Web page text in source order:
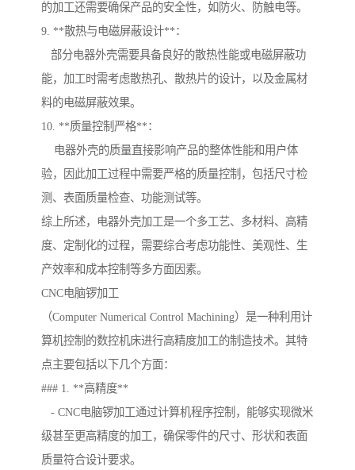
的加工还需要确保产品的安全性，如防火、防触电等。
9. **散热与电磁屏蔽设计**：
部分电器外壳需要具备良好的散热性能或电磁屏蔽功
能，加工时需考虑散热孔、散热片的设计，以及金属材
料的电磁屏蔽效果。
10. **质量控制严格**：
电器外壳的质量直接影响产品的整体性能和用户体
验，因此加工过程中需要严格的质量控制，包括尺寸检
测、表面质量检查、功能测试等。
综上所述，电器外壳加工是一个多工艺、多材料、高精
度、定制化的过程，需要综合考虑功能性、美观性、生
产效率和成本控制等多方面因素。
CNC电脑锣加工
（Computer Numerical Control Machining）是一种利用计
算机控制的数控机床进行高精度加工的制造技术。其特
点主要包括以下几个方面：
### 1. **高精度**
- CNC电脑锣加工通过计算机程序控制，能够实现微米
级甚至更高精度的加工，确保零件的尺寸、形状和表面
质量符合设计要求。